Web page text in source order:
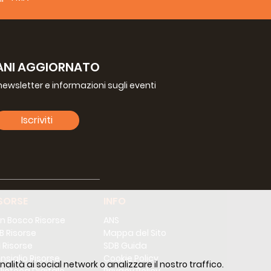
ai social network o analizzare il nostro traffico.
AGGIORNATO
e informazioni sugli eventi
Iscriviti
Risorse
Cookie Policy